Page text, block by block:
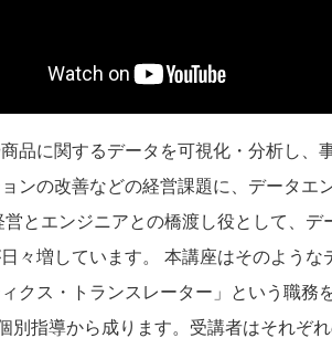
品に関するデータを可視化・分析し
ンの改善などの経営課題に、データ
とエンジニアとの橋渡し役として、
々増しています。 本講座はそのよう
クス・トランスレーター」という職
別指導から成ります。受講者はそれぞ